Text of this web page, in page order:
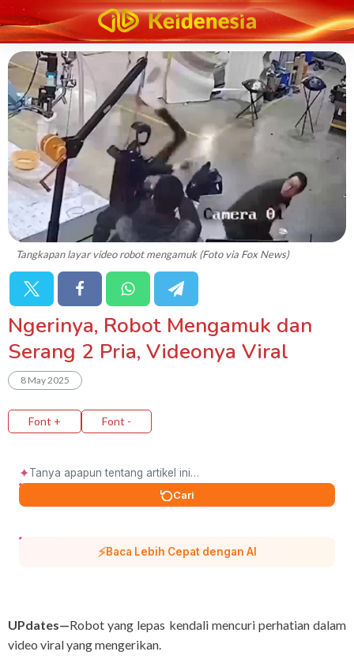
Tangkapan layar video robot mengamuk (Foto via Fox News)
Ngerinya, Robot Mengamuk dan
Serang 2 Pria, Videonya Viral
8 May 2025
Font + Font -
✦
Cari
⚡Baca Lebih Cepat dengan AI
UPdates—Robot yang lepas kendali mencuri perhatian dalam
video viral yang mengerikan.